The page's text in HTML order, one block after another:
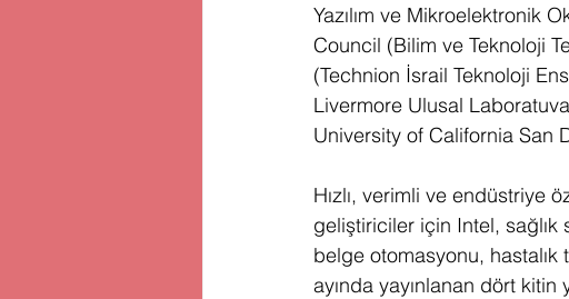
Yazılım ve Mikroelektronik
Council (Bilim ve Teknoloji
(Technion İsrail Teknoloji
Livermore Ulusal
University of California San
Hızlı, verimli ve endüstriye
geliştiriciler için Intel, sağlık
belge otomasyonu, hastalık
ayında yayınlanan dört kitin